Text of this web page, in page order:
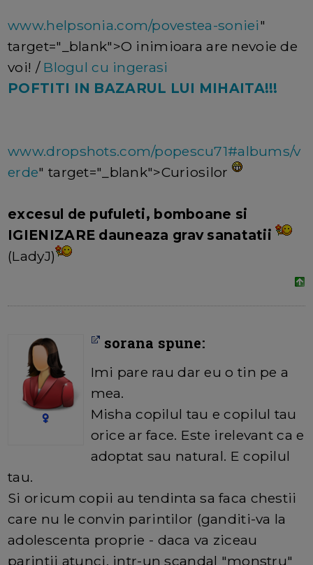
www.helpsonia.com/povestea-soniei"
target="_blank">O inimioara are nevoie de
voi! / Blogul cu ingerasi
POFTITI IN BAZARUL LUI MIHAITA!!!
www.dropshots.com/popescu71#albums/v
erde" target="_blank">Curiosilor
excesul de pufuleti, bomboane si
IGIENIZARE dauneaza grav sanatatii
(LadyJ)
sorana spune:
Imi pare rau dar eu o tin pe a
mea.
Misha copilul tau e copilul tau
orice ar face. Este irelevant ca e
adoptat sau natural. E copilul
tau.
Si oricum copii au tendinta sa faca chestii
care nu le convin parintilor (ganditi-va la
adolescenta proprie - daca va ziceau
parintii atunci, intr-un scandal "monstru"